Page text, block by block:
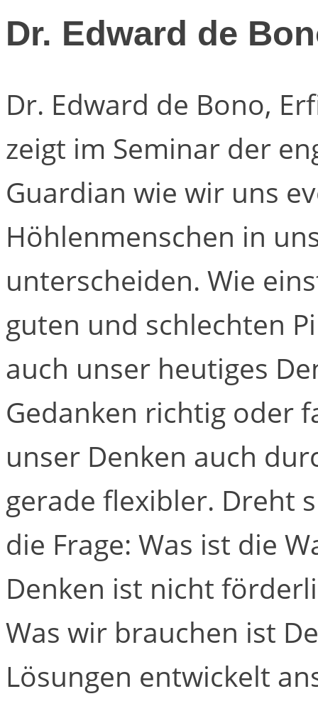
Dr. Edward de
Dr. Edward de Bono,
zeigt im Seminar der
Guardian wie wir uns
Höhlenmenschen in
unterscheiden. Wie
guten und schlechten
auch unser heutiges
Gedanken richtig oder
unser Denken auch
gerade flexibler. Dreht
die Frage: Was ist die
Denken ist nicht
Was wir brauchen ist
Lösungen entwickelt